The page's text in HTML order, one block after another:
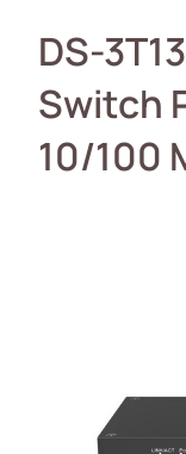
DS-
Switch
10/100